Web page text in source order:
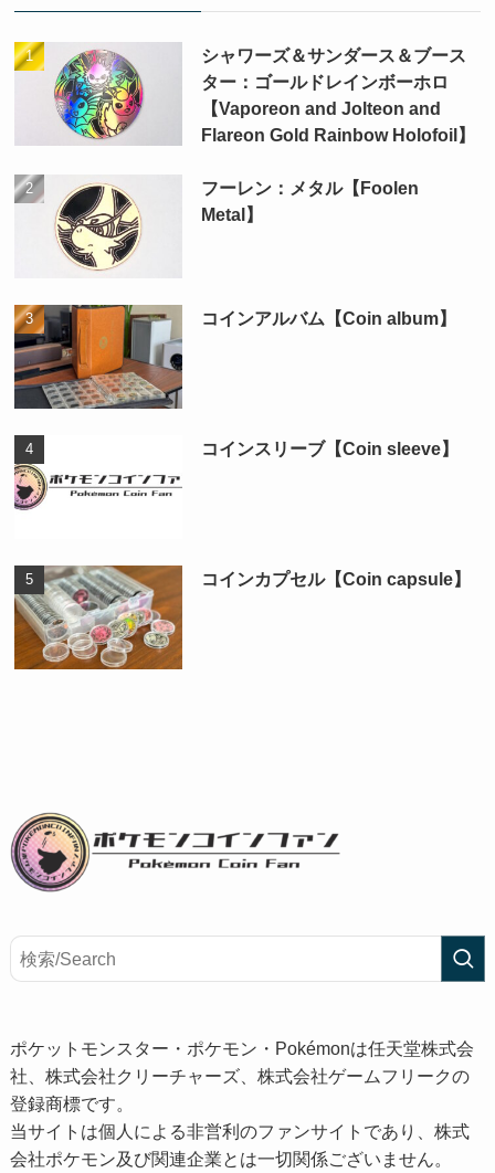
シャワーズ＆サンダース＆ブース
ター：ゴールドレインボーホロ
【Vaporeon and Jolteon and
Flareon Gold Rainbow Holofoil】
フーレン：メタル【Foolen
Metal】
コインアルバム【Coin album】
コインスリーブ【Coin sleeve】
コインカプセル【Coin capsule】
ポケットモンスター・ポケモン・Pokémonは任天堂株式会
社、株式会社クリーチャーズ、株式会社ゲームフリークの
登録商標です。
当サイトは個人による非営利のファンサイトであり、株式
会社ポケモン及び関連企業とは一切関係ございません。